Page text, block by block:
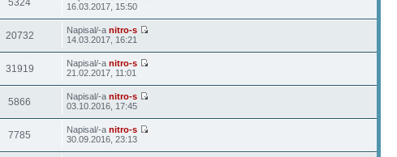
5324
16.03.2017, 15:50
20732 Napisal/-anitro-s
14.03.2017, 16:21
31919 Napisal/-anitro-s
21.02.2017, 11:01
5866 Napisal/-anitro-s
03.10.2016, 17:45
7785 Napisal/-anitro-s
30.09.2016, 23:13